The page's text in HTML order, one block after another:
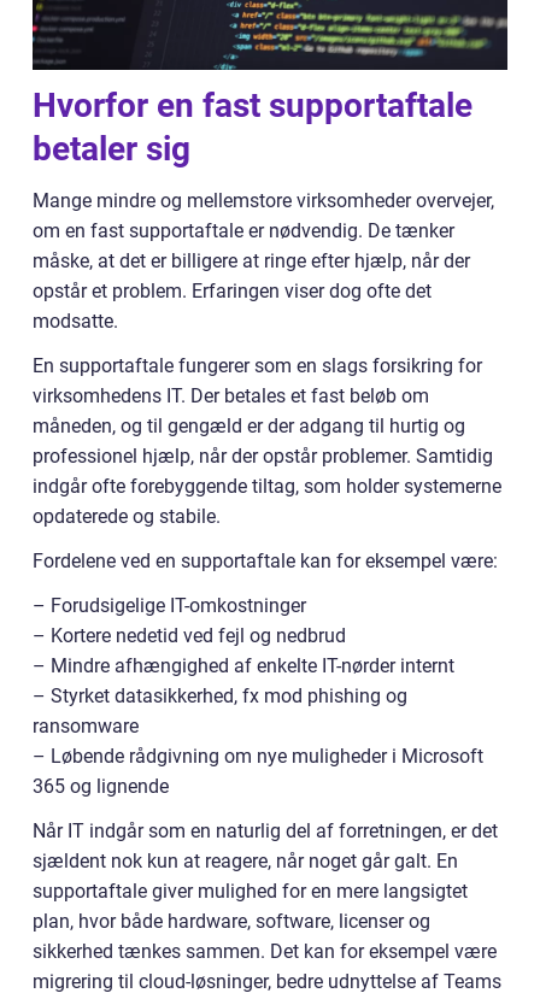
Hvorfor en fast supportaftale
betaler sig
Mange mindre og mellemstore virksomheder overvejer,
om en fast supportaftale er nødvendig. De tænker
måske, at det er billigere at ringe efter hjælp, når der
opstår et problem. Erfaringen viser dog ofte det
modsatte.
En supportaftale fungerer som en slags forsikring for
virksomhedens IT. Der betales et fast beløb om
måneden, og til gengæld er der adgang til hurtig og
professionel hjælp, når der opstår problemer. Samtidig
indgår ofte forebyggende tiltag, som holder systemerne
opdaterede og stabile.
Fordelene ved en supportaftale kan for eksempel være:
– Forudsigelige IT-omkostninger
– Kortere nedetid ved fejl og nedbrud
– Mindre afhængighed af enkelte IT-nørder internt
– Styrket datasikkerhed, fx mod phishing og
ransomware
– Løbende rådgivning om nye muligheder i Microsoft
365 og lignende
Når IT indgår som en naturlig del af forretningen, er det
sjældent nok kun at reagere, når noget går galt. En
supportaftale giver mulighed for en mere langsigtet
plan, hvor både hardware, software, licenser og
sikkerhed tænkes sammen. Det kan for eksempel være
migrering til cloud-løsninger, bedre udnyttelse af Teams